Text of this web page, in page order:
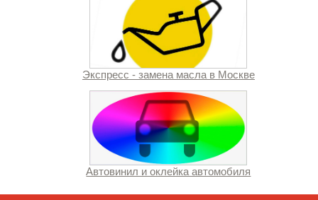
Экспресс - замена масла в Москве
Автовинил и оклейка автомобиля